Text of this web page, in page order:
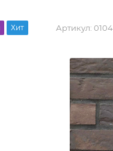
Хит Артикул: